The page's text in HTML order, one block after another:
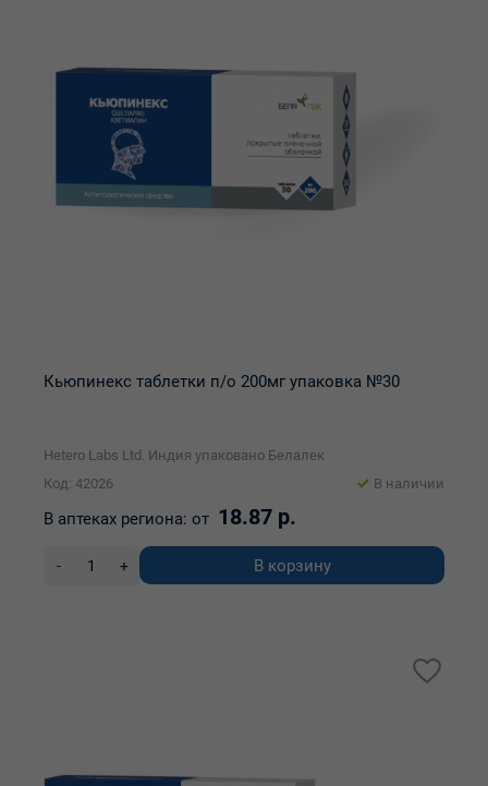
Кьюпинекс таблетки п/о 200мг упаковка №30
Hetero Labs Ltd. Индия упаковано Белалек
Код: 42026
В наличии
В аптеках региона: от 18.87 р.
- + В корзину